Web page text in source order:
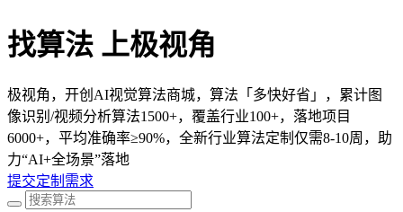
找算法 上极视角
极视角，开创AI视觉算法商城，算法「多快好省」，累计图
像识别/视频分析算法1500+，覆盖行业100+，落地项目
6000+，平均准确率≥90%，全新行业算法定制仅需8-10周，助
力“AI+全场景”落地
提交定制需求